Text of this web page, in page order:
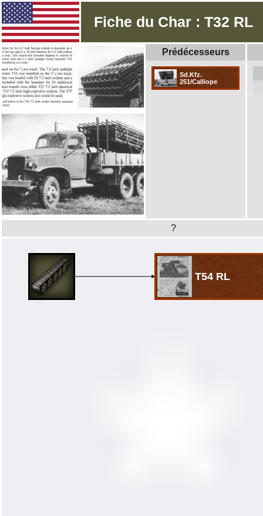
Fiche du Char : T32 RL
Prédécesseurs
Sd.Kfz.
251/Calliope
?
T54 RL